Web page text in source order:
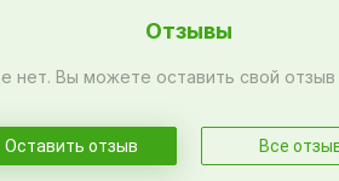
Отзывы
нет. Вы можете оставить свой отзыв
Оставить отзыв Все